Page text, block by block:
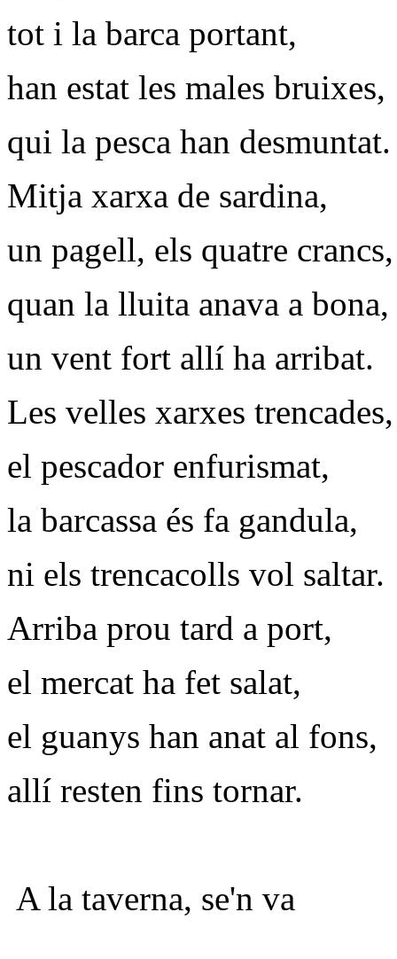
tot i la barca portant,
han estat les males bruixes,
qui la pesca han desmuntat.
Mitja xarxa de sardina,
un pagell, els quatre crancs,
quan la lluita anava a bona,
un vent fort allí ha arribat.
Les velles xarxes trencades,
el pescador enfurismat,
la barcassa és fa gandula,
ni els trencacolls vol saltar.
Arriba prou tard a port,
el mercat ha fet salat,
el guanys han anat al fons,
allí resten fins tornar.
A la taverna, se'n va